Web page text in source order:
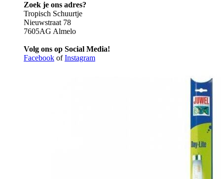
Zoek je ons adres?
Tropisch Schuurtje
Nieuwstraat 78
7605AG Almelo
Volg ons op Social Media!
Facebook ofInstagram